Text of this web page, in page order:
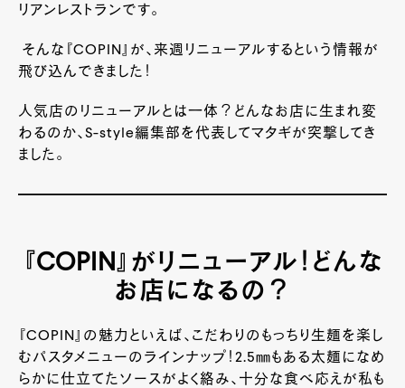
リアンレストランです。
そんな『 COPIN』が、来週リニューアルするという情報が
飛び込んできました！
人気店のリニューアルとは一体？どんなお店に生まれ変
わるのか、S-style編集部を代表してマタギが突撃してき
ました。
『COPIN』がリニューアル！どんな
お店になるの？
『 COPIN』の魅力といえば、こだわりのもっちり生麺を楽し
むパスタメニューのラインナップ！ 2.5㎜もある太麺になめ
らかに仕立てたソースがよく絡み、十分な食べ応えが私も